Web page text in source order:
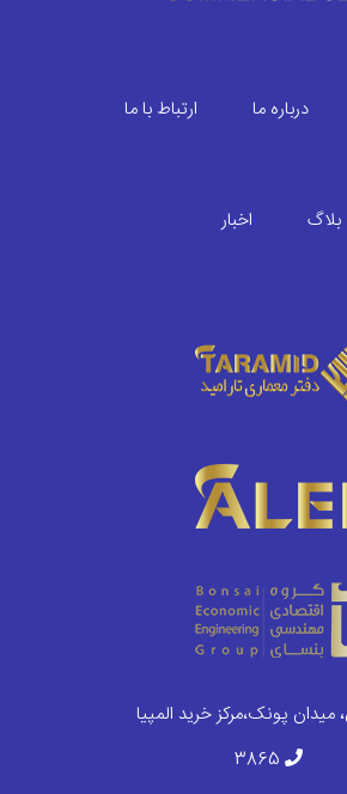
درباره ما ارتباط با ما
بلاگ اخبار
میدان پونک،مرکز خرید المپیا